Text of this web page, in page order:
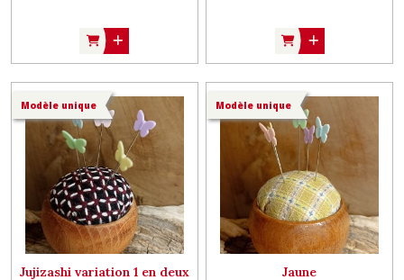
Modèle unique
Jujizashi variation 1 en deux
Modèle unique
Jaune